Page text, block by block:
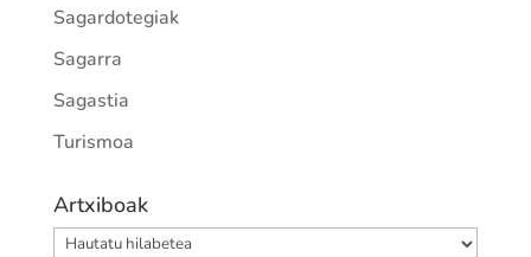
Sagardotegiak
Sagarra
Sagastia
Turismoa
Artxiboak
Artxiboak